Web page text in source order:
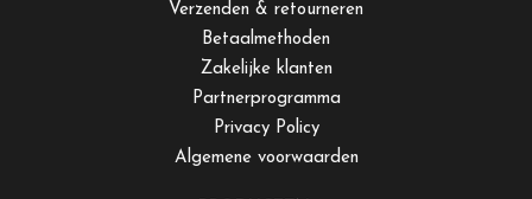
Verzenden & retourneren
Betaalmethoden
Zakelijke klanten
Partnerprogramma
Privacy Policy
Algemene voorwaarden